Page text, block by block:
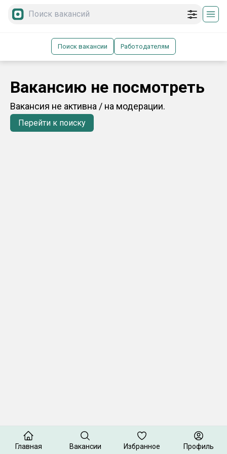
Поиск вакансии Работодателям
Вакансию не посмотреть
Вакансия не активна / на модерации.
Перейти к поиску
Главная Вакансии Избранное Профиль